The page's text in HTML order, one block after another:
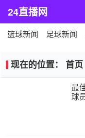
24直播网
篮球新闻 足球新闻
现在的位置： 首页
最
球